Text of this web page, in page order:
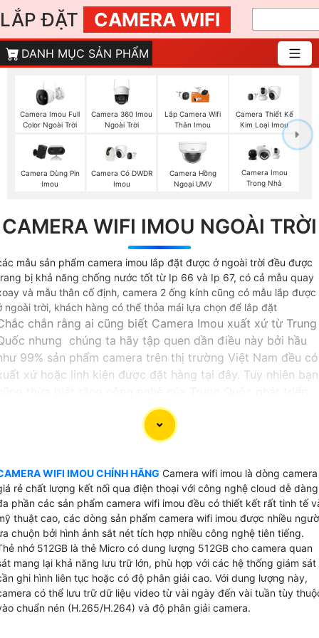
LẮP ĐẶT CAMERA WIFI
DANH MỤC SẢN PHẨM
Camera Imou Full
Color Ngoài Trời
Camera 360 Imou
Ngoài Trời
Lắp Camera Wifi
Thân Imou
Camera Thiết Kế
Kim Loại Imou
Camera Dùng Pin
Imou
Camera Có DWDR
Imou
Camera Hồng
Ngoại UMV
Camera Imou
Trong Nhà
CAMERA WIFI IMOU NGOÀI TRỜI
mẫu sản phẩm camera imou lắp đặt được ở ngoài trời đều được
bị khả năng chống nước tốt từ Ip 66 và Ip 67, có cả mẫu quay
và mẫu thân cố định, camera 2 ống kính cũng có mẫu lắp được
ngoài trời, khách hàng có thể thỏa mái lựa chọn để lắp đặt
chắn rằng ai cũng biết Camera Imou xuất xứ từ Trung
nhưng chúng ta hãy tập quen dần điều này bởi hầu
99% sản phẩm camera trên thị trường Việt Nam đều có
xứ hoặc linh kiện được đặt hàng tại đây. Tuy nhiên bạn
trong những năm gần đâu và vương lên đứng thứ 2
Dahua là những sản phâm camera wifi chất lượng cao
hợp nhiều công nghệ của thương hiệu Dahua nhưng chỉ
xuất những sản phẩm wifi chuyên dụng do đó nâng cao
lượng hoặt động của dòng sản phẩm camera Imou.
wifi imou dễ dàng cài đặt và bảo mât cao, là dòng
phẩm camera thương hiệu top 10 thế giới về camera
sát và hệ thống an ninh, Camera Imou cài đặt giám
điện thoại với công nghệ cloud và được bảo mật 2 lớ
WIFI IMOU CHÍNH HÃNG Camera wifi imou là dòng camera
rẻ chất lượng kết nối qua điện thoại với công nghệ cloud dễ
phần các sản phẩm camera wifi imou đều có thiết kết rất tinh tế
thuật cao, các dòng sản phẩm camera wifi imou được nhiều
chuộn bởi hình ảnh sắt nét tích hợp nhiều công nghệ tiên tiếng.
nhớ 512GB là thẻ Micro có dung lượng 512GB cho camera quan
mang lại khả năng lưu trữ lớn, phù hợp với các hệ thống giám sát
ghi hình liên tục hoặc có độ phân giải cao. Với dung lượng này,
có thể lưu trữ dữ liệu video từ vài ngày đến vài tuần tùy
chuẩn nén (H.265/H.264) và độ phân giải camera.